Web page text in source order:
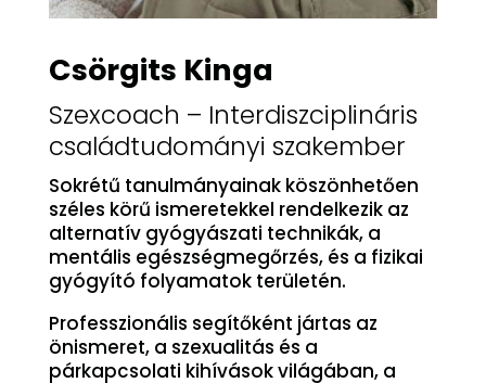
Csörgits Kinga
Szexcoach – Interdiszciplináris
családtudományi szakember
Sokrétű tanulmányainak köszönhetően
széles körű ismeretekkel rendelkezik az
alternatív gyógyászati technikák, a
mentális egészségmegőrzés, és a fizikai
gyógyító folyamatok területén.
Professzionális segítőként jártas az
önismeret, a szexualitás és a
párkapcsolati kihívások világában, a